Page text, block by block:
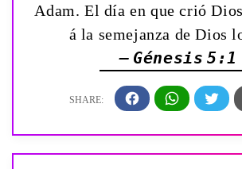
Adam. El día en que crió
á la semejanza de Dios
— Génesis 5:1